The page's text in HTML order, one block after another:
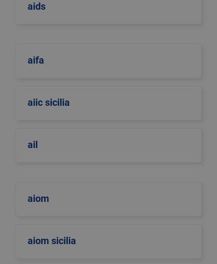
aids
aifa
aiic sicilia
ail
aiom
aiom sicilia